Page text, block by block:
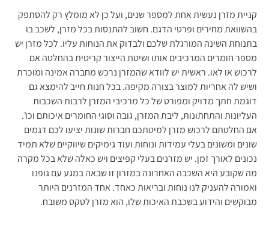
קניית מזרן נעשית אחת למספר שנים, ועל כן לא מומלץ רק להסתפק
בהשוואת מחירים ופרטי הדגם. חשוב להתנסות בכל מזרן, לשכב בו
בתנוחת השינה המורגלת שלכם ולבדוק את הנוחות עליו. לכל מזרן יש
מספר חומרים המרכיבים אותו ושיטת הייצור קריטית בהחלטה אם
לרכוש או לאו. ראשית יש לוודא שהמזרן נרכש מחברה אמינה ומוכרת
ושיש לה אחריות למוצר בצורה מקיפה. בכל חנות חייב להימצא גם
דוגמת חתך מדויק ומפורט של כל מרכיבי המזרן לרבות השכבות
העליונות והתחתונות, ליבת המזרן, גובה וסוגי החומרים איכותם וכו'.
אם החלטתם לרכוש מזרן למיטתכם חברות שונות יציעו לכם דגמים
שונים ומשונים בעלי עמידות ונוחות ועוד גימיקים שיווקיים שלא תמיד
נכונים לאורך זמן. יש מזרנים בעלי קפיצים ויש כאלה שלא בכל מקרה
מה שקובע היא השכבה האחרונה במזרון זו שבאה במגע עם גופנו
ואמורה להעניק לנו נוחות ובריאות כאחד. אחד המזרנים היותר
מבוקשים והידוע בשכבת האיכות שלו, הוא מזרן לטקס משובח.